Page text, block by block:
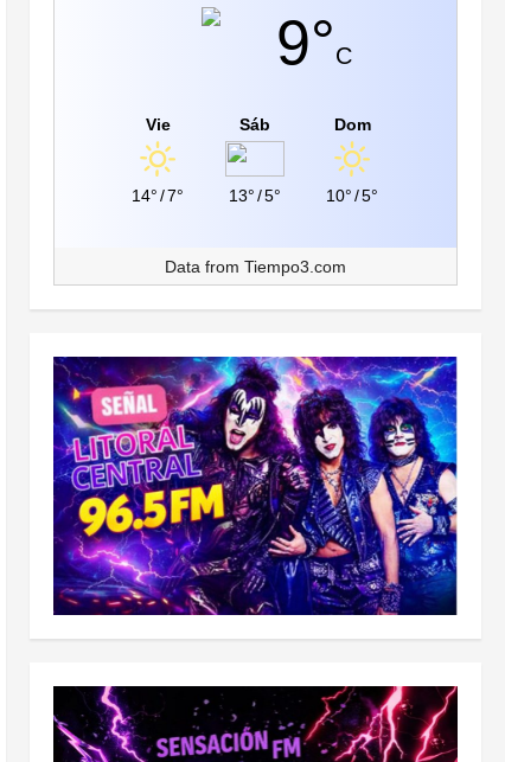
9°C
Vie
14° /7°
Sáb
13° /5°
Dom
10° /5°
Data from Tiempo3.com